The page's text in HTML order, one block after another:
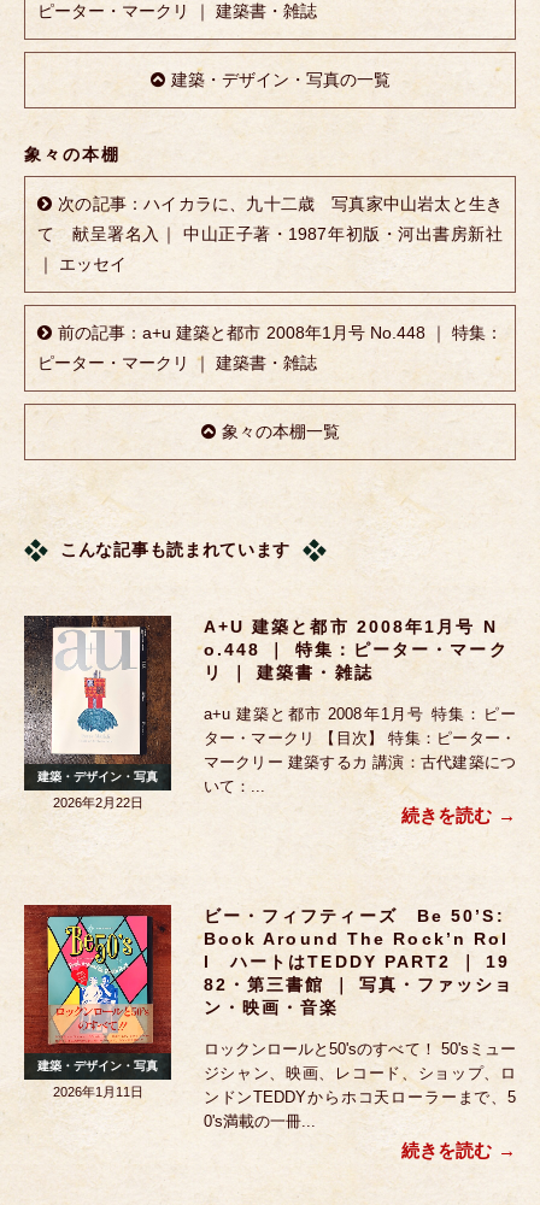
ピーター・マークリ ｜ 建築書・雑誌
建築・デザイン・写真の一覧
象々の本棚
次の記事：ハイカラに、九十二歳 写真家中山岩太と生き
て 献呈署名入｜ 中山正子著・1987年初版・河出書房新社
｜ エッセイ
前の記事：a+u 建築と都市 2008年1月号 No.448 ｜ 特集：
ピーター・マークリ ｜ 建築書・雑誌
象々の本棚一覧
こんな記事も読まれています
A+u 建築と都市 2008年1月号 N
O.448 ｜ 特集：ピーター・マーク
リ ｜ 建築書・雑誌
a+u 建築と都市 2008年1月号 特集：ピー
ター・マークリ 【目次】 特集：ピーター・
マークリー 建築するカ 講演：古代建築につ
いて：...
続きを読む
建築・デザイン・写真
2026年2月22日
ビー・フィフティーズ Be 50’s:
Book Around The Rock’n Rol
L ハートはTEDDY PART2 ｜ 19
82・第三書館 ｜ 写真・ファッショ
ン・映画・音楽
ロックンロールと50'sのすべて！ 50'sミュー
ジシャン、映画、レコード、ショップ、ロ
ンドンTEDDYからホコ天ローラーまで、5
0's満載の一冊...
続きを読む
建築・デザイン・写真
2026年1月11日